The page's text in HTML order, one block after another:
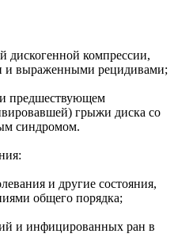
дискогенной компрессии,
и выраженными рецидивами;
предшествующем
грыжи диска со
синдромом.
и другие состояния,
общего порядка;
и инфицированных ран в